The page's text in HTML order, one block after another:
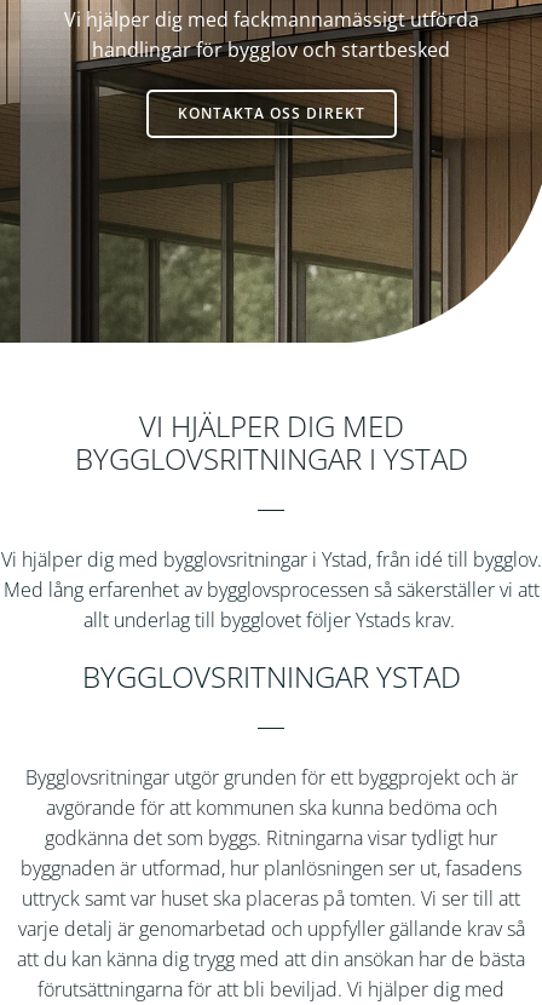
Vi hjälper dig med fackmannamässigt utförda
handlingar för bygglov och startbesked
KONTAKTA OSS DIREKT
VI HJÄLPER DIG MED
BYGGLOVSRITNINGAR I YSTAD
Vi hjälper dig med bygglovsritningar i Ystad, från idé till bygglov.
Med lång erfarenhet av bygglovsprocessen så säkerställer vi att
allt underlag till bygglovet följer Ystads krav.
BYGGLOVSRITNINGAR YSTAD
Bygglovsritningar utgör grunden för ett byggprojekt och är
avgörande för att kommunen ska kunna bedöma och
godkänna det som byggs. Ritningarna visar tydligt hur
byggnaden är utformad, hur planlösningen ser ut, fasadens
uttryck samt var huset ska placeras på tomten. Vi ser till att
varje detalj är genomarbetad och uppfyller gällande krav så
att du kan känna dig trygg med att din ansökan har de bästa
förutsättningarna för att bli beviljad. Vi hjälper dig med